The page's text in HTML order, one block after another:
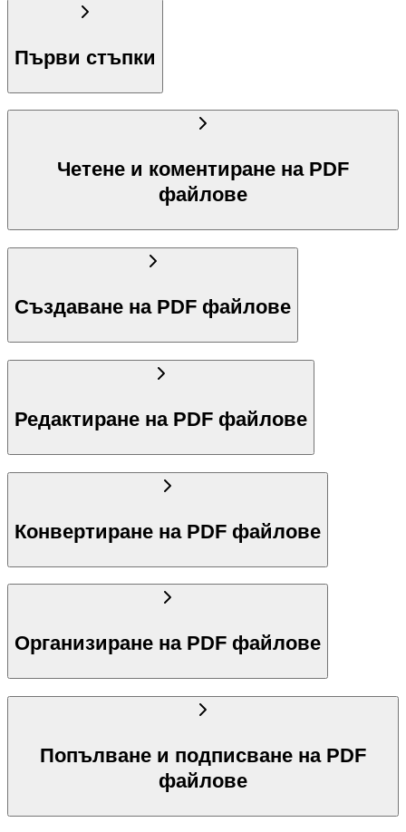
Първи стъпки
Четене и коментиране на PDF
файлове
Създаване на PDF файлове
Редактиране на PDF файлове
Конвертиране на PDF файлове
Организиране на PDF файлове
Попълване и подписване на PDF
файлове